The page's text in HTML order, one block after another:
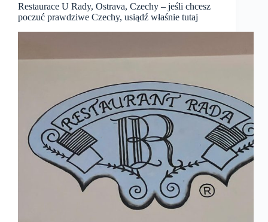
Restaurace U Rady, Ostrava, Czechy – jeśli chcesz
poczuć prawdziwe Czechy, usiądź właśnie tutaj